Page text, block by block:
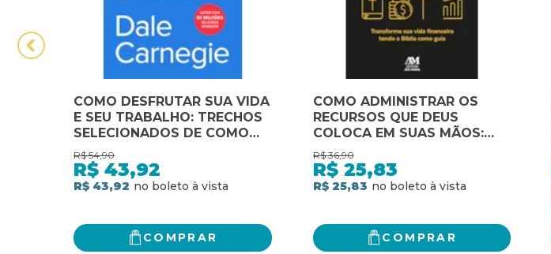
COMO DESFRUTAR SUA VIDA
E SEU TRABALHO: TRECHOS
SELECIONADOS DE COMO
FAZER AMIGOS E
INFLUENCIAR PESSOAS E
COMO EVITAR
PREOCUPAÇÕES E COMEÇAR
R$ 54,90
R$ 43,92
R$ 43,92
COMPRAR
COMO ADMINISTRAR OS
RECURSOS QUE DEUS
COLOCA EM SUAS MÃOS:
TRANSFORME SUA VIDA
FINANCEIRA TENDO A BÍBLIA
COMO GUIA
R$ 36,90
R$ 25,83
R$ 25,83
COMPRAR